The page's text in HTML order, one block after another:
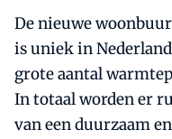
De nieuwe
is uniek in
grote aantal
In totaal worden er
van een duurzaam